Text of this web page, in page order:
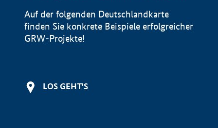
Auf der folgenden Deutschlandkarte
finden Sie konkrete Beispiele erfolgreicher
GRW-Projekte!
LOS GEHT'S